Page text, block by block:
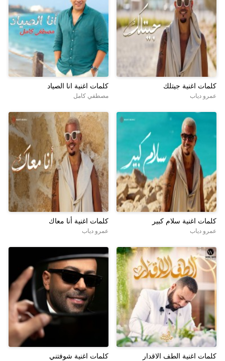
كلمات اغنية انا الصياد
مصطفي كامل
كلمات اغنية جيتلك
عمرو دياب
كلمات اغنية أنا معاك
عمرو دياب
كلمات اغنية سلام كبير
عمرو دياب
كلمات اغنية شوفتني كلمات اغنية الطف الاقدار